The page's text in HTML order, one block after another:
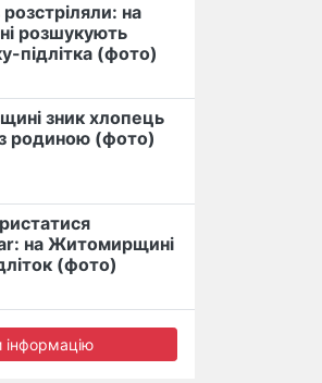
розстріляли: на
розшукують
підлітка (фото)
зник хлопець
родиною (фото)
на Житомирщині
(фото)
інформацію